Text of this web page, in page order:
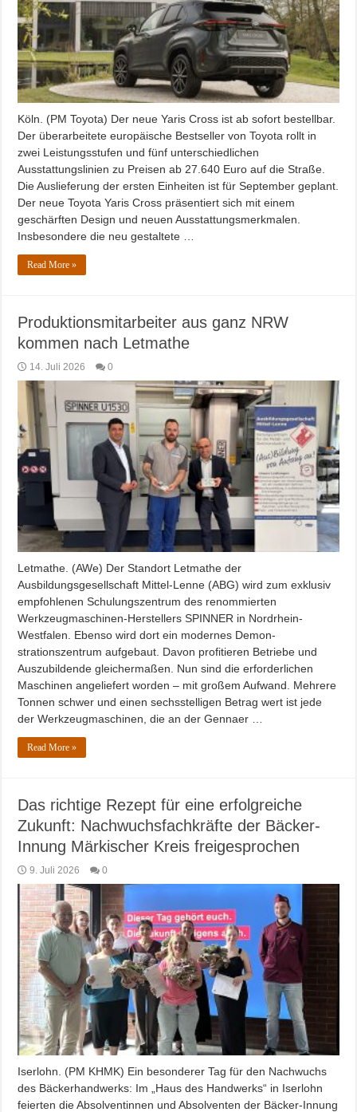
Köln. (PM Toyota) Der neue Yaris Cross ist ab sofort bestellbar.
Der überarbeitete europäische Bestseller von Toyota rollt in
zwei Leistungsstufen und fünf unterschiedlichen
Ausstattungslinien zu Preisen ab 27.640 Euro auf die Straße.
Die Auslieferung der ersten Einheiten ist für September geplant.
Der neue Toyota Yaris Cross präsentiert sich mit einem
geschärften Design und neuen Ausstattungsmerkmalen.
Insbesondere die neu gestaltete …
Read More »
Produktionsmitarbeiter aus ganz NRW
kommen nach Letmathe
14. Juli 2026 0
Letmathe. (AWe) Der Standort Letmathe der
Ausbildungsgesellschaft Mittel-Lenne (ABG) wird zum exklusiv
empfohlenen Schulungszentrum des renommierten
Werkzeugmaschinen-Herstellers SPINNER in Nordrhein-
Westfalen. Ebenso wird dort ein modernes Demon-
strationszentrum aufgebaut. Davon profitieren Betriebe und
Auszubildende gleichermaßen. Nun sind die erforderlichen
Maschinen angeliefert worden – mit großem Aufwand. Mehrere
Tonnen schwer und einen sechsstelligen Betrag wert ist jede
der Werkzeugmaschinen, die an der Gennaer …
Read More »
Das richtige Rezept für eine erfolgreiche
Zukunft: Nachwuchsfachkräfte der Bäcker-
Innung Märkischer Kreis freigesprochen
9. Juli 2026 0
Iserlohn. (PM KHMK) Ein besonderer Tag für den Nachwuchs
des Bäckerhandwerks: Im „Haus des Handwerks“ in Iserlohn
feierten die Absolventinnen und Absolventen der Bäcker-Innung